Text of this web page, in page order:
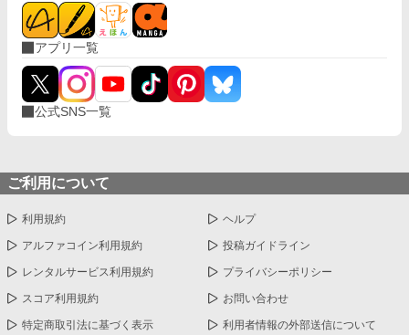
アプリ一覧
公式SNS一覧
ご利用について
利用規約 ヘルプ
アルファコイン利用規約 投稿ガイドライン
レンタルサービス利用規約 プライバシーポリシー
スコア利用規約 お問い合わせ
特定商取引法に基づく表示 利用者情報の外部送信について